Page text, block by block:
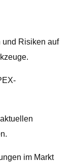
und Risiken auf
im Markt